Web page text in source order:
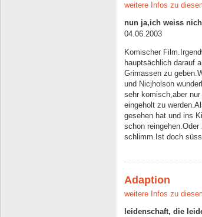
weitere Infos zu
nun ja,ich weiss
04.06.2003
Komischer
hauptsächlich darauf
Grimassen zu
und Nicjholson
sehr komisch,aber
eingeholt zu
gesehen hat und ins
schon
schlimm.Ist doch
Adaption
weitere Infos zu
leidenschaft, die